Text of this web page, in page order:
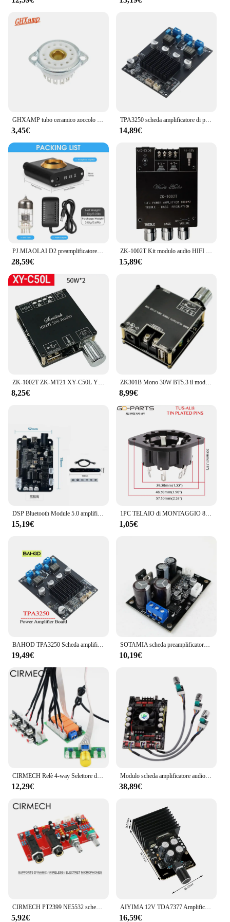
GHXAMP tubo ceramico zoccolo SZ-8 YS30-3 tubo bagliore Base fluorescente supporto valvola Lampstand 13-Pin Audio amplificatore parti 1pc
3,45€
TPA3250 scheda amplificatore di potenza Stereo 2.0 amplificatore Audio classe D amplificatori Audio altoparlante Home Theater Amp 130 wx2
14,89€
PJ.MIAOLAI D2 preamplificatore a tubo HiFi 6 n3 amplificatore per cuffie a tubo NE5532P Op Amp Mini preamplificatore digitale
28,59€
ZK-1002T Kit modulo audio HIFI 2.0 canali 100Wx2 amplificatore compatibile Bluetooth
15,89€
ZK-1002T ZK-MT21 XY-C50L YS-XPSM Scheda altoparlanti stereo con amplificatore a 2.1 canali HIFI compatibile con Bluetooth 2.0
8,25€
ZK301B Mono 30W BT5.3 il modulo amplificatore Audio digitale supporta True Wireless TWS con APP scheda amplificatore Mono semplice fai da te
8,99€
DSP Bluetooth Module 5.0 amplificatore di potenza 15W * 2 Stereo Electronic Frequency Division TWS Pairing 2.0/1.1
15,19€
1PC TELAIO di MONTAGGIO 8pin P8A Tubo di Plastica presa Per AD1 EL5 AZ4 EF1 EF6 EL8 EL3 Hifi FAI DA TE Vintage tubo Amplificatore
1,05€
BAHOD TPA3250 Scheda amplificatore di potenza Stereo 2.0 Amplificatore audio Classe D Amplificatori audio Altoparlante Home Theater Amp 130Wx2
19,49€
SOTAMIA scheda preamplificatore Phono in vinile MM MC amplificatore Phono fonografo testa ingrandimento preamplificatore giradischi in vinile
10,19€
CIRMECH Relè 4-way Selettore di Segnale di Ingresso Audio di Commutazione di Ingresso Audio RCA Selezione Bordo del Rotary di commutazione per Amplificatori
12,29€
Modulo scheda amplificatore audio Bluetooth senza perdita di grado febbre 220Wx2 Regolazione stereo dei bassi alti e bassi TPA3251
38,89€
CIRMECH PT2399 NE5532 scheda Karaoke Microfono amplificatore Scheda Preamplificatore kit scheda di Riverbero eco e Finito opzionale
5,92€
AIYIMA 12V TDA7377 Amplificatore di potenza Scheda audio 30Wx2 Classe AB Amplificatore audio stereo FAI DA TE per altoparlanti da 4-8 Ohm
16,59€